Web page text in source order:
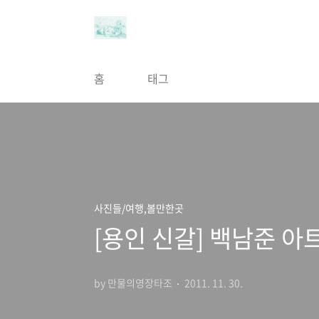
홈 태그
사진들/여행,볼만한곳
[용인 신갈] 백남준 아
by 만물의영장타조 2011. 11. 30.